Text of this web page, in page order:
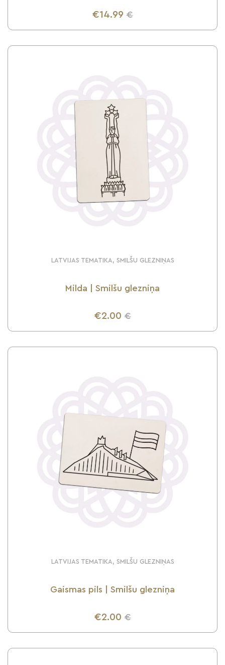
€14.99 €
UZZINI VAIRĀK
LATVIJAS TEMATIKA, SMILŠU GLEZNIŅAS
Milda | Smilšu glezniņa
€2.00 €
UZZINI VAIRĀK
LATVIJAS TEMATIKA, SMILŠU GLEZNIŅAS
Gaismas pils | Smilšu glezniņa
€2.00 €
UZZINI VAIRĀK